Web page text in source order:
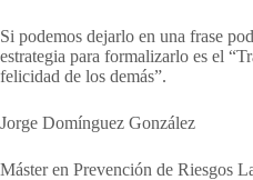
Si podemos dejarlo en una frase
estrategia para formalizarlo es el
felicidad de los demás”.
Jorge Domínguez González
Máster en Prevención de Riesgos